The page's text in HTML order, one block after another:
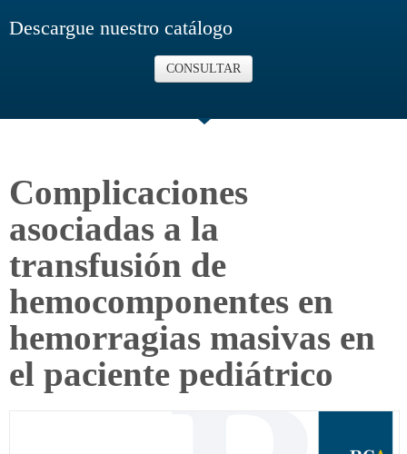
Descargue nuestro catálogo
CONSULTAR
Complicaciones
asociadas a la
transfusión de
hemocomponentes en
hemorragias masivas en
el paciente pediátrico